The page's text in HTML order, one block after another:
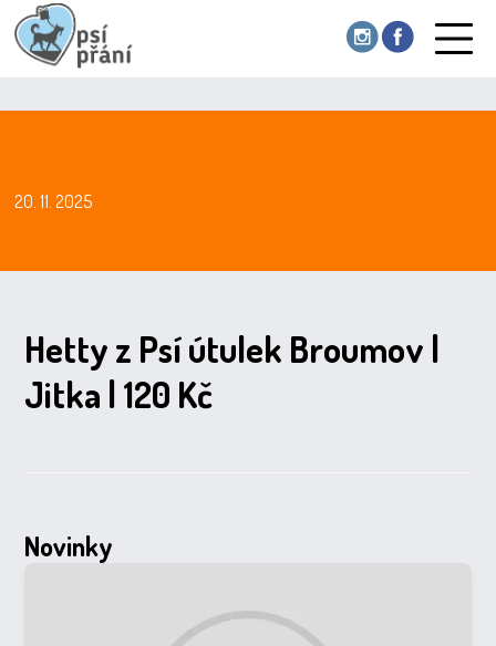
20. 11. 2025
Hetty z Psí útulek Broumov |
Jitka | 120 Kč
Novinky